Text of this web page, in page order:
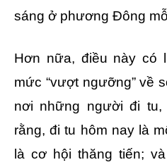
sáng ở phương Đông
Hơn nữa, điều này có
mức “vượt ngưỡng” về
nơi những người đi
rằng, đi tu hôm nay là
là cơ hội thăng tiến;